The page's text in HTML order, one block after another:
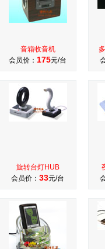
音箱收音机
会员价： 175元/台
旋转台灯HUB
会员价： 33元/台